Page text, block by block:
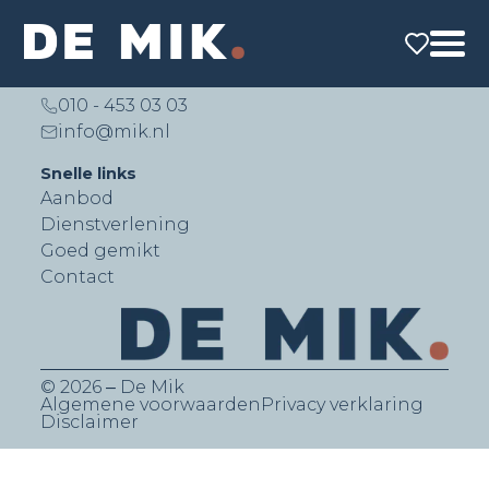
De Mik Real Estate Partners B.V.
Lichtenauerlaan 140 (Brainpark II)
010 - 453 03 03
info@mik.nl
Snelle links
Aanbod
Dienstverlening
Goed gemikt
Contact
© 2026 ‒ De Mik
Algemene voorwaarden Privacy verklaring
Disclaimer